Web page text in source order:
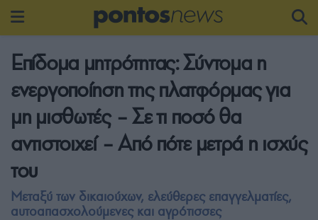
Επίδομα μητρότητας: Σύντομα η
ενεργοποίηση της πλατφόρμας για
μη μισθωτές – Σε τι ποσό θα
αντιστοιχεί – Από πότε μετρά η ισχύς
του
Μεταξύ των δικαιούχων, ελεύθερες επαγγελματίες,
αυτοαπασχολούμενες και αγρότισσες